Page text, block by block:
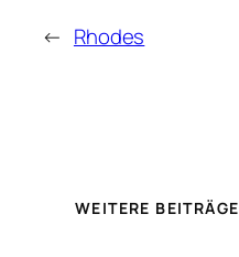
← Rhodes
WEITERE BEITRÄGE